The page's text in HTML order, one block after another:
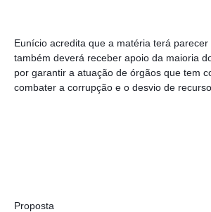
Eunício acredita que a matéria terá
também deverá receber apoio da maioria
por garantir a atuação de órgãos que tem
combater a corrupção e o desvio de
Proposta